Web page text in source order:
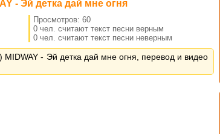
- Эй детка дай мне огня
Просмотров: 60
0 чел. считают текст песни верным
0 чел. считают текст песни неверным
MIDWAY - Эй детка дай мне огня, перевод и видео